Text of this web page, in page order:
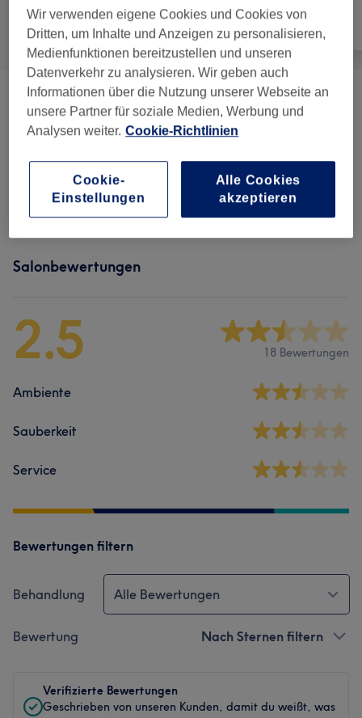
Coiffeur
Damen & Herren - Haarschnitte &
Stylings
ab CHF 125
Manicure & Pedicure (2) ab CHF 40
Massagen (5) CHF 80
Salonbewertungen
2.5 18 Bewertungen
Ambiente
Sauberkeit
Service
Bewertungen filtern
Behandlung Alle Bewertungen
Bewertung Nach Sternen filtern
Verifizierte Bewertungen
Geschrieben von unseren Kunden, damit du weißt, was
Wir verwenden eigene Cookies und Cookies von
Dritten, um Inhalte und Anzeigen zu personalisieren,
Medienfunktionen bereitzustellen und unseren
Datenverkehr zu analysieren. Wir geben auch
Informationen über die Nutzung unserer Webseite an
unsere Partner für soziale Medien, Werbung und
Analysen weiter. Cookie-Richtlinien
Alle Cookies
akzeptieren
Cookie-
Einstellungen